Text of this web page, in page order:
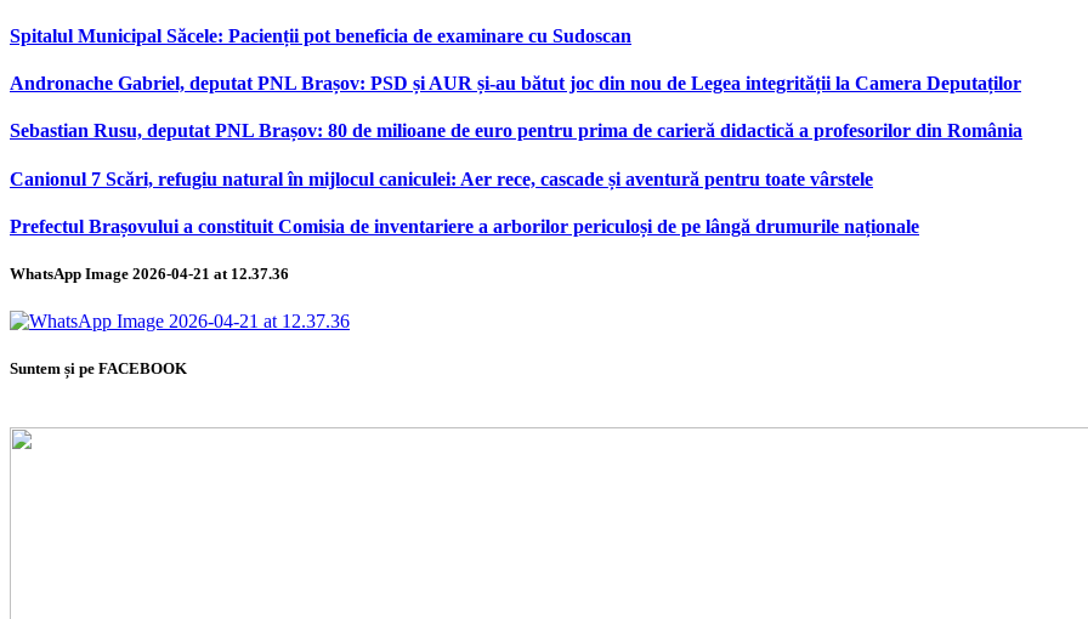
Spitalul Municipal Săcele: Pacienții pot beneficia de examinare cu Sudoscan
Andronache Gabriel, deputat PNL Brașov: PSD și AUR și-au bătut joc din nou de Legea integrității la Camera Deputaților
Sebastian Rusu, deputat PNL Brașov: 80 de milioane de euro pentru prima de carieră didactică a profesorilor din România
Canionul 7 Scări, refugiu natural în mijlocul caniculei: Aer rece, cascade și aventură pentru toate vârstele
Prefectul Brașovului a constituit Comisia de inventariere a arborilor periculoși de pe lângă drumurile naționale
WhatsApp Image 2026-04-21 at 12.37.36
Suntem și pe FACEBOOK